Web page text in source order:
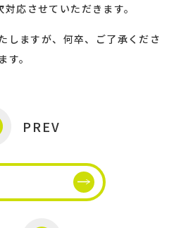
応させていただきます。
しますが、何卒、ご了承くださ
。
PREV